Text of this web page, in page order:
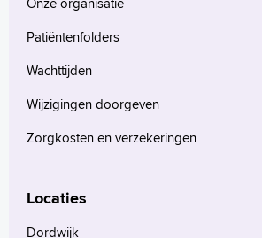
Zoeken
Français
Polski
Patiëntenfolders
Wachttijden
Wijzigingen doorgeven
Zorgkosten en verzekeringen
Locaties
Dordwijk